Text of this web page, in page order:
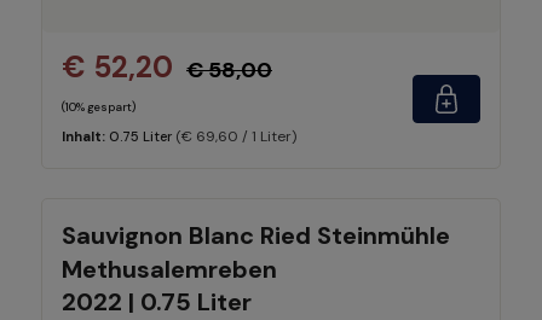
€ 52,20 € 58,00
(10% gespart)
Inhalt: 0.75 Liter (€ 69,60 / 1 Liter)
Sauvignon Blanc Ried Steinmühle
Methusalemreben
2022 | 0.75 Liter